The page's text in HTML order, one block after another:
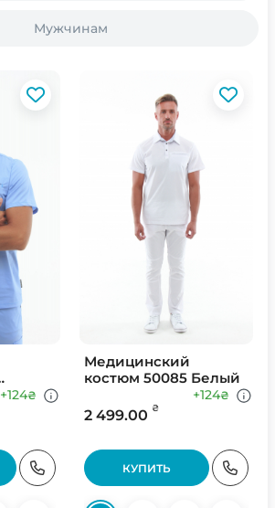
Мужчинам
+124₴
Медицинский
костюм 50085 Белый
2 499.00 ₴
+124₴
КУПИТЬ